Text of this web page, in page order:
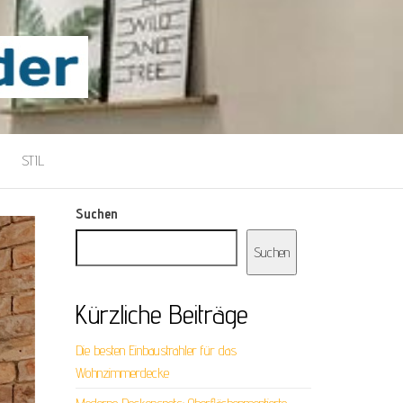
STIL
Suchen
Suchen
Kürzliche Beiträge
Die besten Einbaustrahler für das
Wohnzimmerdecke